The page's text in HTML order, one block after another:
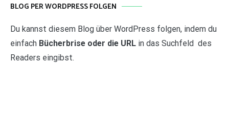
BLOG PER WORDPRESS FOLGEN
Du kannst diesem Blog über WordPress folgen, indem du
einfach Bücherbrise oder die URL in das Suchfeld des
Readers eingibst.